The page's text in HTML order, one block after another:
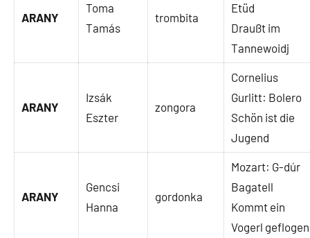
ARANY
Toma
Tamás
trombita
Etüd
Draußt im
Tannewoidj
ARANY
Izsák
Eszter
zongora
Cornelius
Gurlitt: Bolero
Schön ist die
Jugend
ARANY
Gencsi
Hanna
gordonka
Mozart: G-dúr
Bagatell
Kommt ein
Vogerl geflogen